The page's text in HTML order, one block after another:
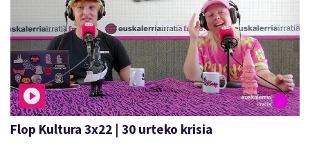
Flop Kultura 3x22 | 30 urteko krisia